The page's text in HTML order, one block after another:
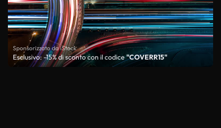
Sponsorizzato da iStock
Esclusivo: -15% di sconto con il codice"COVERR15"